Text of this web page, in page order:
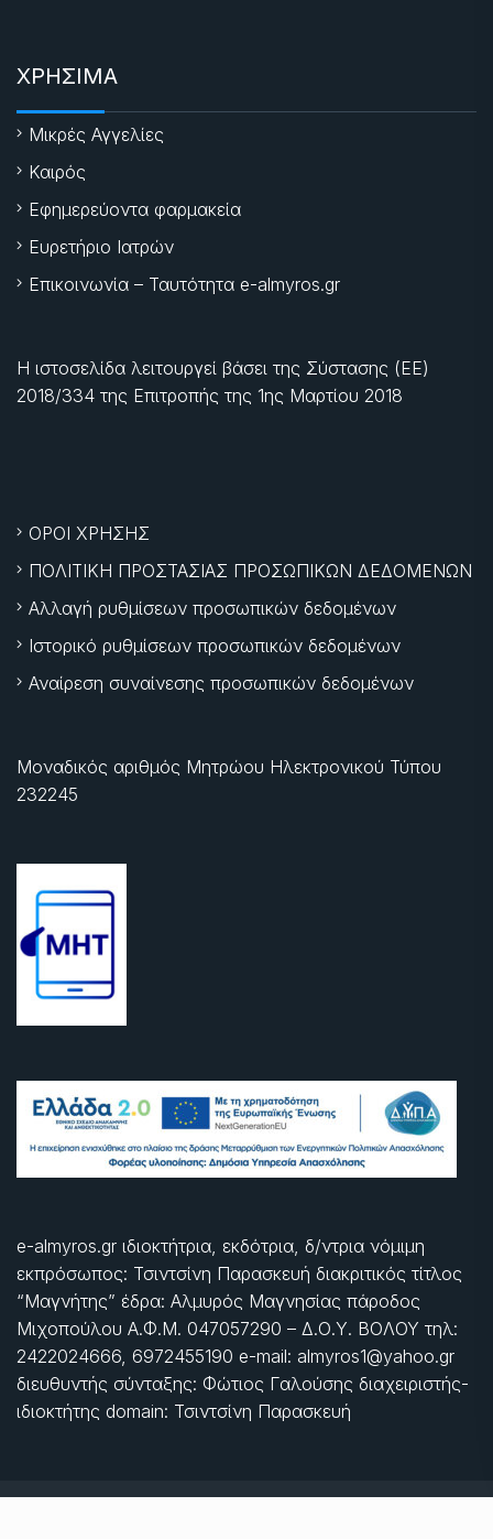
ΧΡΗΣΙΜΑ
Μικρές Αγγελίες
Καιρός
Εφημερεύοντα φαρμακεία
Ευρετήριο Ιατρών
Επικοινωνία – Ταυτότητα e-almyros.gr
Η ιστοσελίδα λειτουργεί βάσει της Σύστασης (ΕΕ)
2018/334 της Επιτροπής της 1ης Μαρτίου 2018
ΟΡΟΙ ΧΡΗΣΗΣ
ΠΟΛΙΤΙΚΗ ΠΡΟΣΤΑΣΙΑΣ ΠΡΟΣΩΠΙΚΩΝ ΔΕΔΟΜΕΝΩΝ
Αλλαγή ρυθμίσεων προσωπικών δεδομένων
Ιστορικό ρυθμίσεων προσωπικών δεδομένων
Αναίρεση συναίνεσης προσωπικών δεδομένων
Μοναδικός αριθμός Μητρώου Ηλεκτρονικού Τύπου
232245
e-almyros.gr ιδιοκτήτρια, εκδότρια, δ/ντρια νόμιμη
εκπρόσωπος: Τσιντσίνη Παρασκευή διακριτικός τίτλος
“Μαγνήτης” έδρα: Αλμυρός Μαγνησίας πάροδος
Μιχοπούλου Α.Φ.Μ. 047057290 – Δ.Ο.Υ. ΒΟΛΟΥ τηλ:
2422024666, 6972455190 e-mail: almyros1@yahoo.gr
διευθυντής σύνταξης: Φώτιος Γαλούσης διαχειριστής-
ιδιοκτήτης domain: Τσιντσίνη Παρασκευή